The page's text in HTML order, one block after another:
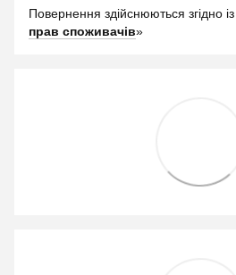
Повернення здійснюються згідно
прав споживачів»